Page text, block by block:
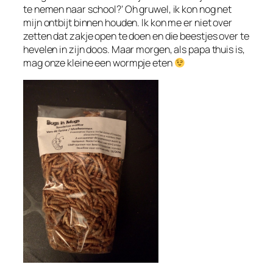
te nemen naar school?’ Oh gruwel, ik kon nog net
mijn ontbijt binnen houden. Ik kon me er niet over
zetten dat zakje open te doen en die beestjes over te
hevelen in zijn doos. Maar morgen, als papa thuis is,
mag onze kleine een wormpje eten